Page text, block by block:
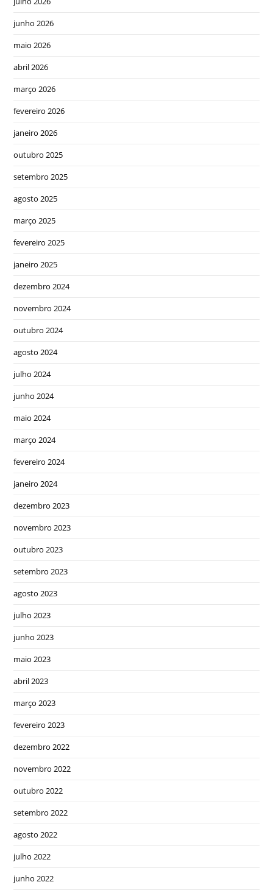
junho 2026
maio 2026
abril 2026
março 2026
fevereiro 2026
janeiro 2026
outubro 2025
setembro 2025
agosto 2025
março 2025
fevereiro 2025
janeiro 2025
dezembro 2024
novembro 2024
outubro 2024
agosto 2024
julho 2024
junho 2024
maio 2024
março 2024
fevereiro 2024
janeiro 2024
dezembro 2023
novembro 2023
outubro 2023
setembro 2023
agosto 2023
julho 2023
junho 2023
maio 2023
abril 2023
março 2023
fevereiro 2023
dezembro 2022
novembro 2022
outubro 2022
setembro 2022
agosto 2022
julho 2022
junho 2022